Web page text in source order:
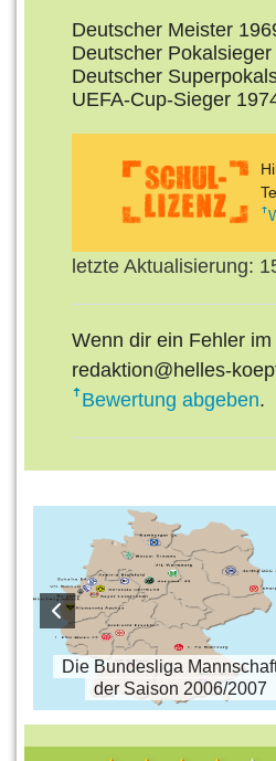
Deutscher Meister
Deutscher
Deutscher
UEFA-Cup-Sieger
letzte Aktualisierung:
Wenn dir ein Fehler
redaktion@helles-
Bewertung abgeben.
Die Bundesliga
der Saison 2006/2007